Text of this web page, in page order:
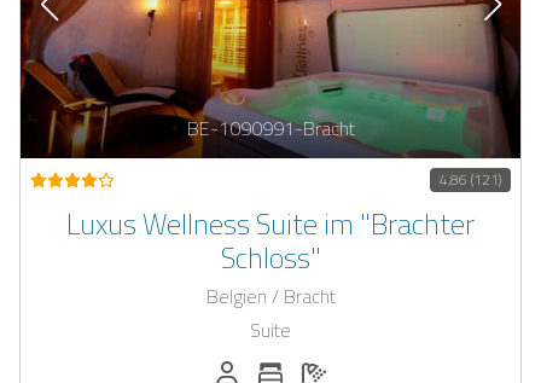
BE-1090991-Bracht
4,86 (121)
Luxus Wellness Suite im "Brachter
Schloss"
Belgien / Bracht
Suite
Anzahl der Personen: 2
Anzahl der Schlafzimmer: 1
Anzahl der Badezimmer: 1